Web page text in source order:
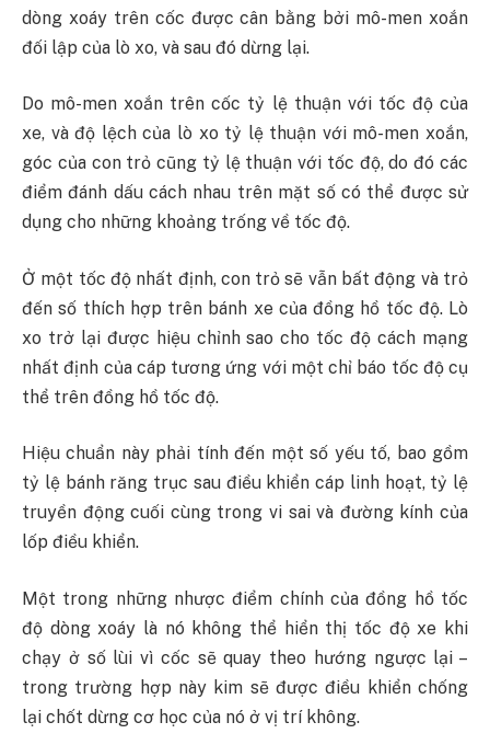
dòng xoáy trên cốc được cân bằng bởi mô-men xoắn
đối lập của lò xo, và sau đó dừng lại.
Do mô-men xoắn trên cốc tỷ lệ thuận với tốc độ của
xe, và độ lệch của lò xo tỷ lệ thuận với mô-men xoắn,
góc của con trỏ cũng tỷ lệ thuận với tốc độ, do đó các
điểm đánh dấu cách nhau trên mặt số có thể được sử
dụng cho những khoảng trống về tốc độ.
Ở một tốc độ nhất định, con trỏ sẽ vẫn bất động và trỏ
đến số thích hợp trên bánh xe của đồng hồ tốc độ. Lò
xo trở lại được hiệu chỉnh sao cho tốc độ cách mạng
nhất định của cáp tương ứng với một chỉ báo tốc độ cụ
thể trên đồng hồ tốc độ.
Hiệu chuẩn này phải tính đến một số yếu tố, bao gồm
tỷ lệ bánh răng trục sau điều khiển cáp linh hoạt, tỷ lệ
truyền động cuối cùng trong vi sai và đường kính của
lốp điều khiển.
Một trong những nhược điểm chính của đồng hồ tốc
độ dòng xoáy là nó không thể hiển thị tốc độ xe khi
chạy ở số lùi vì cốc sẽ quay theo hướng ngược lại –
trong trường hợp này kim sẽ được điều khiển chống
lại chốt dừng cơ học của nó ở vị trí không.